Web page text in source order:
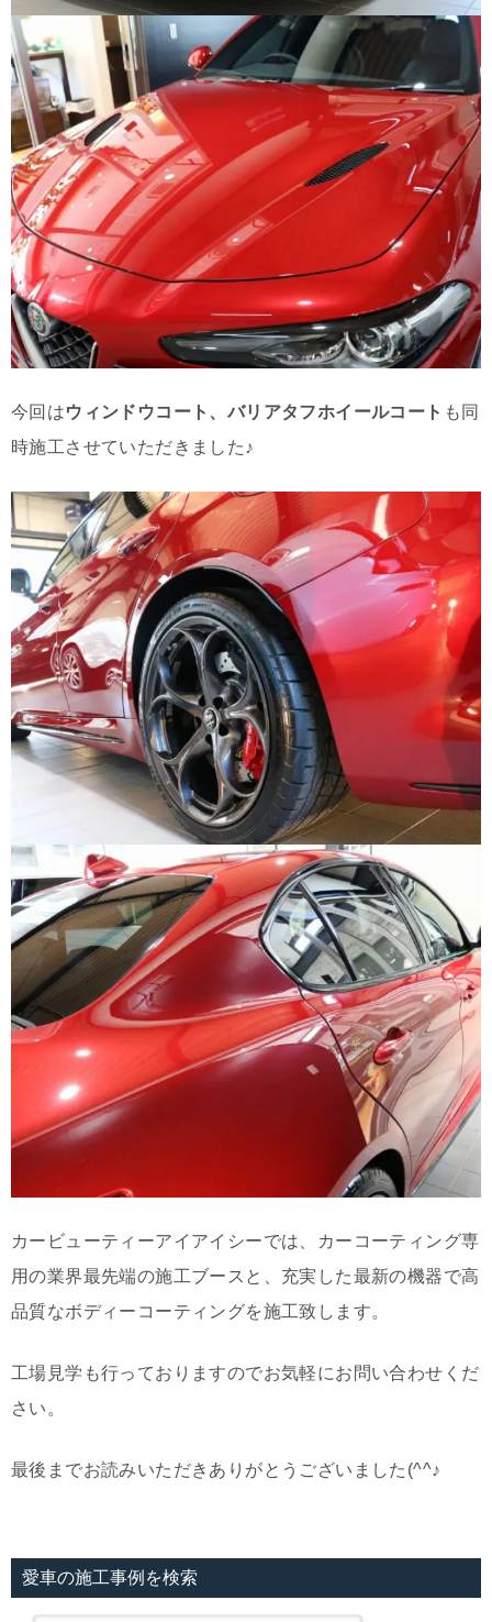
今回はウィンドウコート、バリアタフホイールコート も同
時施工させていただきました♪
カービューティーアイアイシーでは、カーコーティング専
用の業界最先端の施工ブースと、充実した最新の機器で高
品質なボディーコーティングを施工致します。
工場見学も行っておりますのでお気軽にお問い合わせくだ
さい。
最後までお読みいただきありがとうございました(^^♪
愛車の施工事例を検索